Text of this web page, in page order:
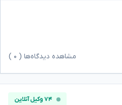
مشاهده دیدگاه‌ها ( ۰
۷۴ وکیل آنلاین